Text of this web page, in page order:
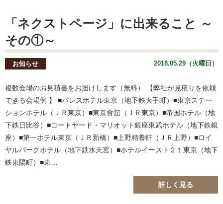
「ネクストページ」に出来ること ～
その①～
お知らせ 2018.05.29（火曜日）
複数会場のお見積書をお届けします（無料） 【弊社が見積りを依頼
できる会場例 】 ■パレスホテル東京（地下鉄大手町）■東京ステー
ションホテル（ＪＲ東京）■東京會舘（ＪＲ東京）■帝国ホテル（地
下鉄日比谷）■コートヤード・マリオット銀座東武ホテル（地下鉄銀
座）■第一ホテル東京（ＪＲ新橋）■上野精養軒（ＪＲ上野）■ロイ
ヤルパークホテル（地下鉄水天宮）■ホテルイースト２１東京（地下
鉄東陽町）■東…
詳しく見る